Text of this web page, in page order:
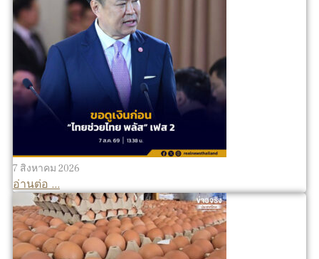
7 สิงหาคม 2026
อ่านต่อ ...